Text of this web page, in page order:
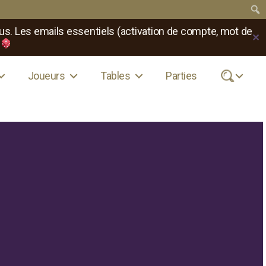
Les emails essentiels (activation de compte, mot de✕
Joueurs Tables Parties .